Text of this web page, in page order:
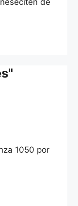
de
1050 por